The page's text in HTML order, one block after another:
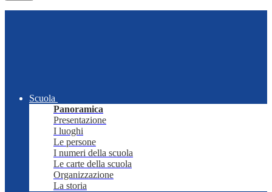
Scuola
Panoramica
Presentazione
I luoghi
Le persone
I numeri della scuola
Le carte della scuola
Organizzazione
La storia